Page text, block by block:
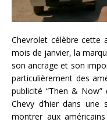
Chevrolet célèbre cette
mois de janvier, la
son ancrage et son
particulièrement des
publicité “Then &
Chevy d’hier dans une
montrer aux